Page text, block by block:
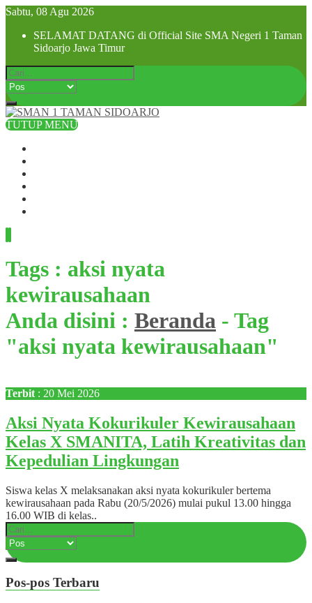
Sabtu, 08 Agu 2026
SELAMAT DATANG di Official Site SMA Negeri 1 Taman
Sidoarjo Jawa Timur
TUTUP MENU
Tags : aksi nyata
kewirausahaan
Anda disini : Beranda - Tag
"aksi nyata kewirausahaan"
Terbit : 20 Mei 2026
Aksi Nyata Kokurikuler Kewirausahaan
Kelas X SMANITA, Latih Kreativitas dan
Kepedulian Lingkungan
Siswa kelas X melaksanakan aksi nyata kokurikuler bertema
kewirausahaan pada Rabu (20/5/2026) mulai pukul 13.00 hingga
16.00 WIB di kelas..
Pos-pos Terbaru